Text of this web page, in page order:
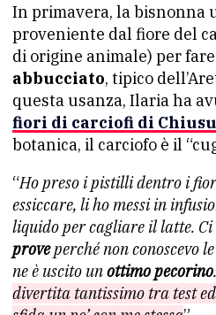
In primavera, la bisnonna
proveniente dal fiore del
di origine animale) per
abbucciato, tipico
questa usanza, Ilaria ha
fiori di carciofi di
botanica, il carciofo è il
“Ho preso i pistilli dentro i
essiccare, li ho messi in
liquido per cagliare il latte. Ci
proveperché non conoscevo
ne è uscito unottimo pecorino
divertita tantissimo tra test